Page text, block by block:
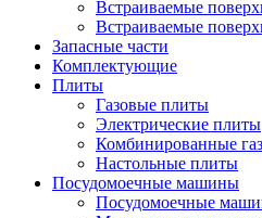
Встраиваемые
Встраиваемые
Запасные части
Комплектующие
Плиты
Газовые плиты
Электрические плиты
Комбинированные
Настольные плиты
Посудомоечные машины
Посудомоечные